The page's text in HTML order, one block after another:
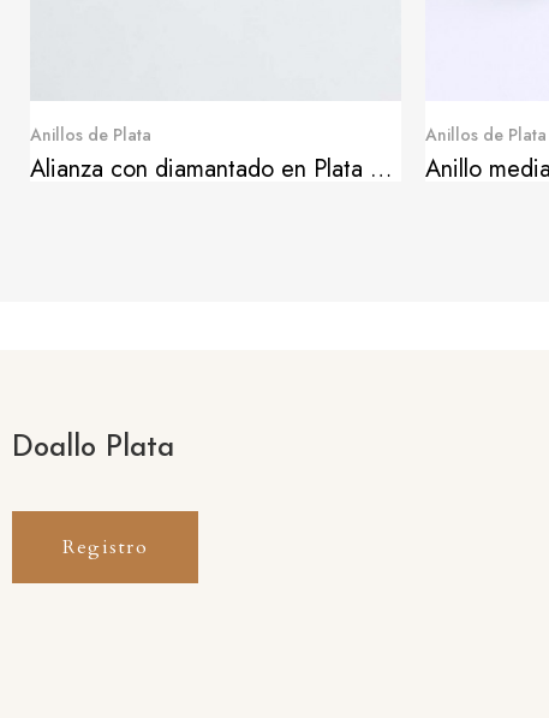
Anillos de Plata
Alianza con diamantado en Plata de Ley
Anillos de Plata
Anillo
Doallo Plata
Registro